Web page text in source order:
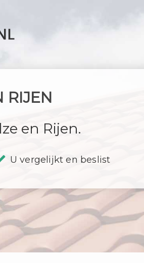
RIJEN
en Rijen.
U vergelijkt en beslist